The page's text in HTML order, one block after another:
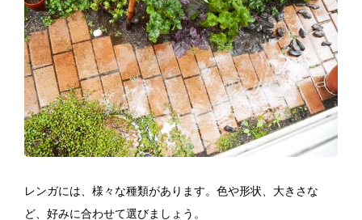
レンガには、様々な種類があります。色や形状、大きさな
ど、好みに合わせて選びましょう。